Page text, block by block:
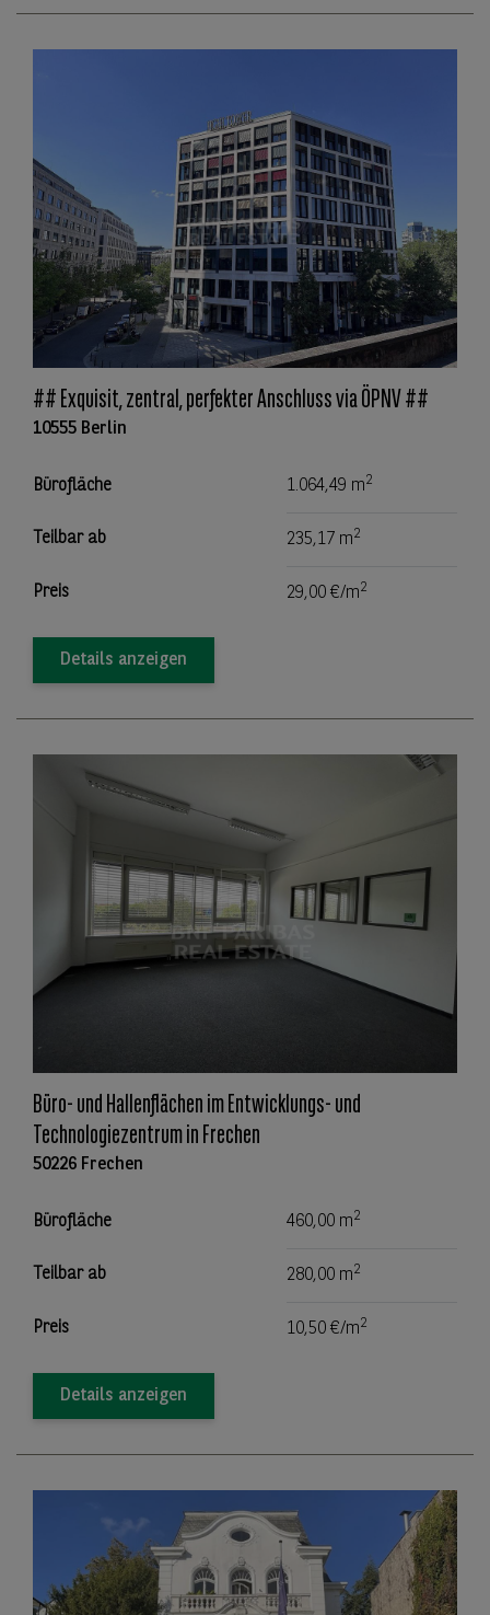
## Exquisit, zentral, perfekter Anschluss via ÖPNV ##
10555 Berlin
Bürofläche 1.064,49 m2
Teilbar ab 235,17 m2
Preis 29,00 €/m2
Details anzeigen
Büro- und Hallenflächen im Entwicklungs- und
Technologiezentrum in Frechen
50226 Frechen
Bürofläche 460,00 m2
Teilbar ab 280,00 m2
Preis 10,50 €/m2
Details anzeigen